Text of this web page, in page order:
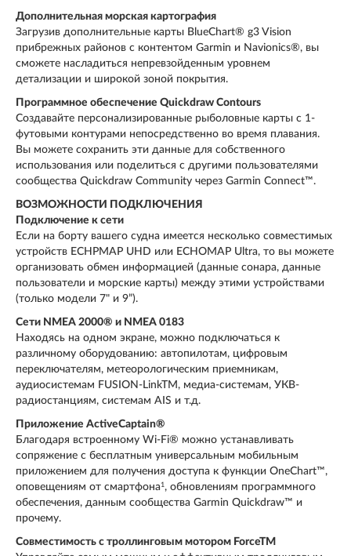
Дополнительная морская картография
Загрузив дополнительные карты BlueChart® g3 Vision
прибрежных районов с контентом Garmin и Navionics®, вы
сможете насладиться непревзойденным уровнем
детализации и широкой зоной покрытия.
Программное обеспечение Quickdraw Contours
Создавайте персонализированные рыболовные карты с 1-
футовыми контурами непосредственно во время плавания.
Вы можете сохранить эти данные для собственного
использования или поделиться с другими пользователями
сообщества Quickdraw Community через Garmin Connect™.
ВОЗМОЖНОСТИ ПОДКЛЮЧЕНИЯ
Подключение к сети
Если на борту вашего судна имеется несколько совместимых
устройств ECHPMAP UHD или ECHOMAP Ultra, то вы можете
организовать обмен информацией (данные сонара, данные
пользователи и морские карты) между этими устройствами
(только модели 7" и 9”).
Сети NMEA 2000® и NMEA 0183
Находясь на одном экране, можно подключаться к
различному оборудованию: автопилотам, цифровым
переключателям, метеорологическим приемникам,
аудиосистемам FUSION-LinkTM, медиа-системам, УКВ-
радиостанциям, системам AIS и т.д.
Приложение ActiveCaptain®
Благодаря встроенному Wi-Fi® можно устанавливать
сопряжение с бесплатным универсальным мобильным
приложением для получения доступа к функции OneChart™,
оповещениям от смартфона1, обновлениям программного
обеспечения, данным сообщества Garmin Quickdraw™ и
прочему.
Совместимость с троллинговым мотором ForceTM